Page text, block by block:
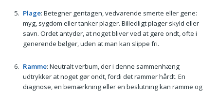
Plage: Betegner gentagen, vedvarende smerte eller gene:
myg, sygdom eller tanker plager. Billedligt plager skyld eller
savn. Ordet antyder, at noget bliver ved at gøre ondt, ofte i
generende bølger, uden at man kan slippe fri.
Ramme: Neutralt verbum, der i denne sammenhæng
udtrykker at noget gør ondt, fordi det rammer hårdt. En
diagnose, en bemærkning eller en beslutning kan ramme og